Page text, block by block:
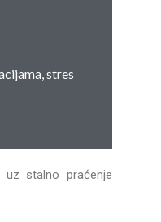
stres
uz stalno praćenje